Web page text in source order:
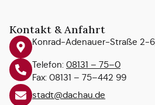
Kontakt & Anfahrt
Konrad-Adenauer-Straße 2-
Telefon: 08131 – 75–0
Fax: 08131 – 75–442 99
stadt@dachau.de